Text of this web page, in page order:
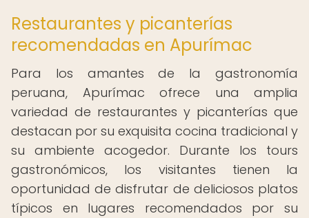
Restaurantes y picanterías
recomendadas en Apurímac
Para los amantes de la gastronomía
peruana, Apurímac ofrece una amplia
variedad de restaurantes y picanterías que
destacan por su exquisita cocina tradicional y
su ambiente acogedor. Durante los tours
gastronómicos, los visitantes tienen la
oportunidad de disfrutar de deliciosos platos
típicos en lugares recomendados por su